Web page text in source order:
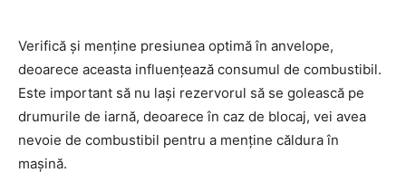
Verifică și menține presiunea optimă în anvelope,
deoarece aceasta influențează consumul de combustibil.
Este important să nu lași rezervorul să se golească pe
drumurile de iarnă, deoarece în caz de blocaj, vei avea
nevoie de combustibil pentru a menține căldura în
mașină.